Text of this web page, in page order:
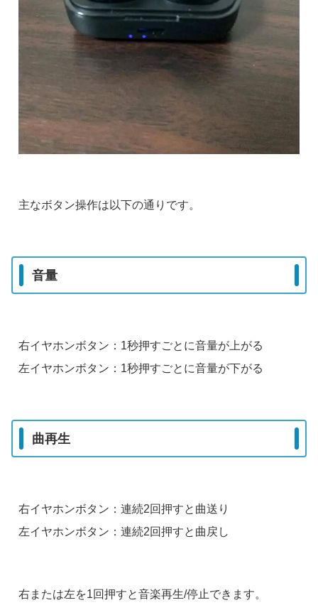
主なボタン操作は以下の通りです。
音量
右イヤホンボタン：1秒押すごとに音量が上がる
左イヤホンボタン：1秒押すごとに音量が下がる
曲再生
右イヤホンボタン：連続2回押すと曲送り
左イヤホンボタン：連続2回押すと曲戻し
右または左を1回押すと音楽再生/停止できます。